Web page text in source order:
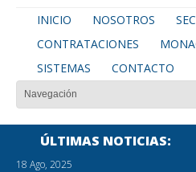
INICIO NOSOTROS
CONTRATACIONES
SISTEMAS
CONTACTO
ÚLTIMAS NOTICIAS
18 Ago, 2025